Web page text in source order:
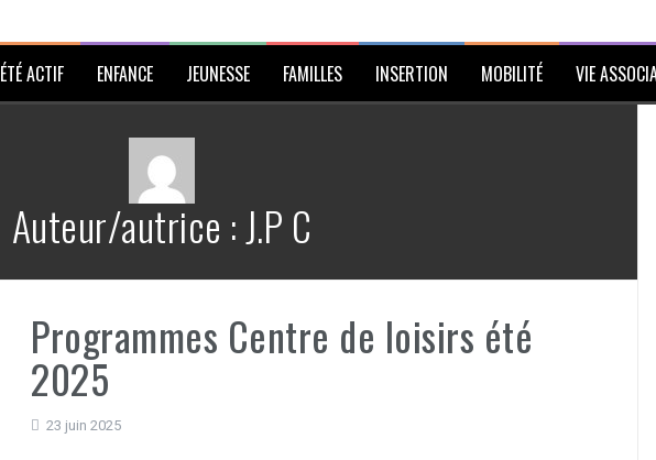
ÉTÉ ACTIF ENFANCE JEUNESSE FAMILLES INSERTION MOBILITÉ VIE
Auteur/autrice : J.P C
Programmes Centre de loisirs été
2025
23 juin 2025